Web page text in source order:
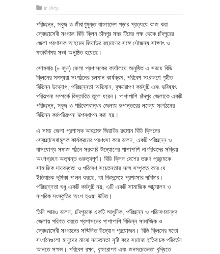
in চাঁদপুর
পরিচ্ছন্ন, সবুজ ও জীবাণুমুক্ত বাংলাদেশ গড়ার প্রত্যয়ে কাজ করা
স্বেচ্ছাসেবী সংগঠন বিডি ক্লিন চাঁদপুর সদর টিমের পক্ষ থেকে চাঁদপুরের
জেলা প্রশাসক আহমেদ জিয়াউর রহমানের সঙ্গে সৌজন্য সাক্ষাৎ ও
মতবিনিময় সভা অনুষ্ঠিত হয়েছে।
সোমবার (৮ জুন) জেলা প্রশাসকের কার্যালয়ে অনুষ্ঠিত এ সভায় বিডি
ক্লিনের সদস্যরা সংগঠনের চলমান কার্যক্রম, পরিবেশ সংরক্ষণে গৃহীত
বিভিন্ন উদ্যোগ, পরিচ্ছন্নতা অভিযান, বৃক্ষরোপণ কর্মসূচি এবং ভবিষ্যৎ
পরিকল্পনা সম্পর্কে বিস্তারিত তুলে ধরেন। পাশাপাশি চাঁদপুর জেলাকে একটি
পরিচ্ছন্ন, সবুজ ও পরিবেশবান্ধব জেলায় রূপান্তরের লক্ষ্যে সংগঠনের
বিভিন্ন কর্মপরিকল্পনা উপস্থাপন করা হয়।
এ সময় জেলা প্রশাসক আহমেদ জিয়াউর রহমান বিডি ক্লিনের
স্বেচ্ছাসেবামূলক কার্যক্রমের প্রশংসা করে বলেন, একটি পরিচ্ছন্ন ও
বাসযোগ্য সমাজ গঠনে সরকারি উদ্যোগের পাশাপাশি নাগরিকদের সক্রিয়
অংশগ্রহণ অত্যন্ত গুরুত্বপূর্ণ। বিডি ক্লিন দেশের তরুণ প্রজন্মকে
সামাজিক দায়বদ্ধতা ও পরিবেশ সচেতনতার সঙ্গে সম্পৃক্ত করে যে
ইতিবাচক ভূমিকা পালন করছে, তা নিঃসন্দেহে প্রশংসার দাবিদার।
পরিচ্ছন্নতা শুধু একটি কর্মসূচি নয়, এটি একটি সামাজিক আন্দোলন ও
নাগরিক সংস্কৃতির অংশ হওয়া উচিত।
তিনি আরও বলেন, চাঁদপুরকে একটি আধুনিক, পরিচ্ছন্ন ও পরিবেশবান্ধব
জেলায় পরিণত করতে প্রশাসনের পাশাপাশি বিভিন্ন সামাজিক ও
স্বেচ্ছাসেবী সংগঠনের সম্মিলিত উদ্যোগ প্রয়োজন। বিডি ক্লিনের মতো
সংগঠনগুলো মানুষের মাঝে সচেতনতা সৃষ্টি করে সমাজে ইতিবাচক পরিবর্তন
আনতে সক্ষম। পরিবেশ রক্ষা, বৃক্ষরোপণ এবং জনসচেতনতা বৃদ্ধিতে